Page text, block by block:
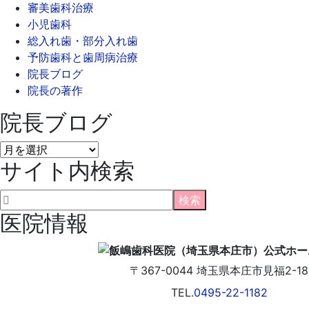
審美歯科治療
小児歯科
総入れ歯・部分入れ歯
予防歯科と歯周病治療
院長ブログ
院長の著作
院長ブログ
院
長
ブ
ロ
グ
サイト内検索
医院情報
〒367-0044 埼玉県本庄市見福2-
TEL.0495-22-1182